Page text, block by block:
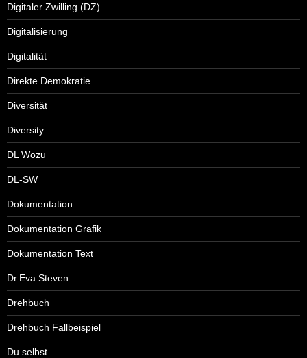
Digitaler Zwilling (DZ)
Digitalisierung
Digitalität
Direkte Demokratie
Diversität
Diversity
DL Wozu
DL-SW
Dokumentation
Dokumentation Grafik
Dokumentation Text
Dr.Eva Steven
Drehbuch
Drehbuch Fallbeispiel
Du selbst